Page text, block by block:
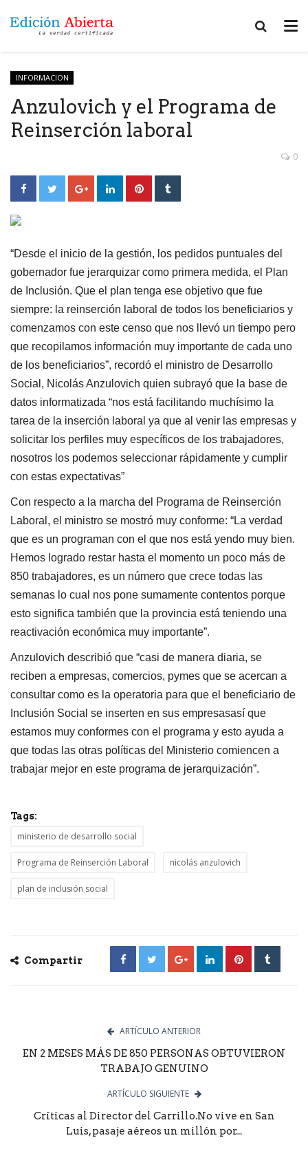
INFORMACION
Anzulovich y el Programa de
Reinserción laboral
0
“Desde el inicio de la gestión, los pedidos puntuales del
gobernador fue jerarquizar como primera medida, el Plan
de Inclusión. Que el plan tenga ese objetivo que fue
siempre: la reinserción laboral de todos los beneficiarios y
comenzamos con este censo que nos llevó un tiempo pero
que recopilamos información muy importante de cada uno
de los beneficiarios”, recordó el ministro de Desarrollo
Social, Nicolás Anzulovich quien subrayó que la base de
datos informatizada “nos está facilitando muchísimo la
tarea de la inserción laboral ya que al venir las empresas y
solicitar los perfiles muy específicos de los trabajadores,
nosotros los podemos seleccionar rápidamente y cumplir
con estas expectativas”
Con respecto a la marcha del Programa de Reinserción
Laboral, el ministro se mostró muy conforme: “La verdad
que es un programan con el que nos está yendo muy bien.
Hemos logrado restar hasta el momento un poco más de
850 trabajadores, es un número que crece todas las
semanas lo cual nos pone sumamente contentos porque
esto significa también que la provincia está teniendo una
reactivación económica muy importante”.
Anzulovich describió que “casi de manera diaria, se
reciben a empresas, comercios, pymes que se acercan a
consultar como es la operatoria para que el beneficiario de
Inclusión Social se inserten en sus empresasasí que
estamos muy conformes con el programa y esto ayuda a
que todas las otras políticas del Ministerio comiencen a
trabajar mejor en este programa de jerarquización”.
Tags:
ministerio de desarrollo social
Programa de Reinserción Laboral nicolás anzulovich
plan de inclusión social
Compartir
ARTÍCULO ANTERIOR
EN 2 MESES MÁS DE 850 PERSONAS OBTUVIERON
TRABAJO GENUINO
ARTÍCULO SIGUIENTE
Críticas al Director del Carrillo.No vive en San
Luis, pasaje aéreos un millón por...